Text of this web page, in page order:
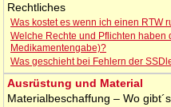
Rechtliches
Was kostet es wenn ich einen RTW
Welche Rechte und Pflichten haben
Medikamentengabe)?
Was geschieht bei Fehlern der
Ausrüstung und Material
Materialbeschaffung – Wo